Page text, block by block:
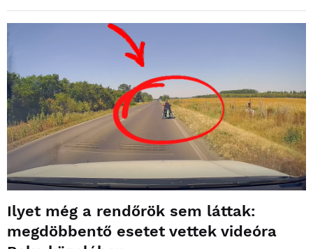
Ilyet még a rendőrök sem láttak:
megdöbbentő esetet vettek videóra